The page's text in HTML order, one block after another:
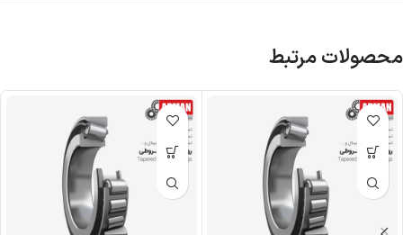
محصولات مرتبط